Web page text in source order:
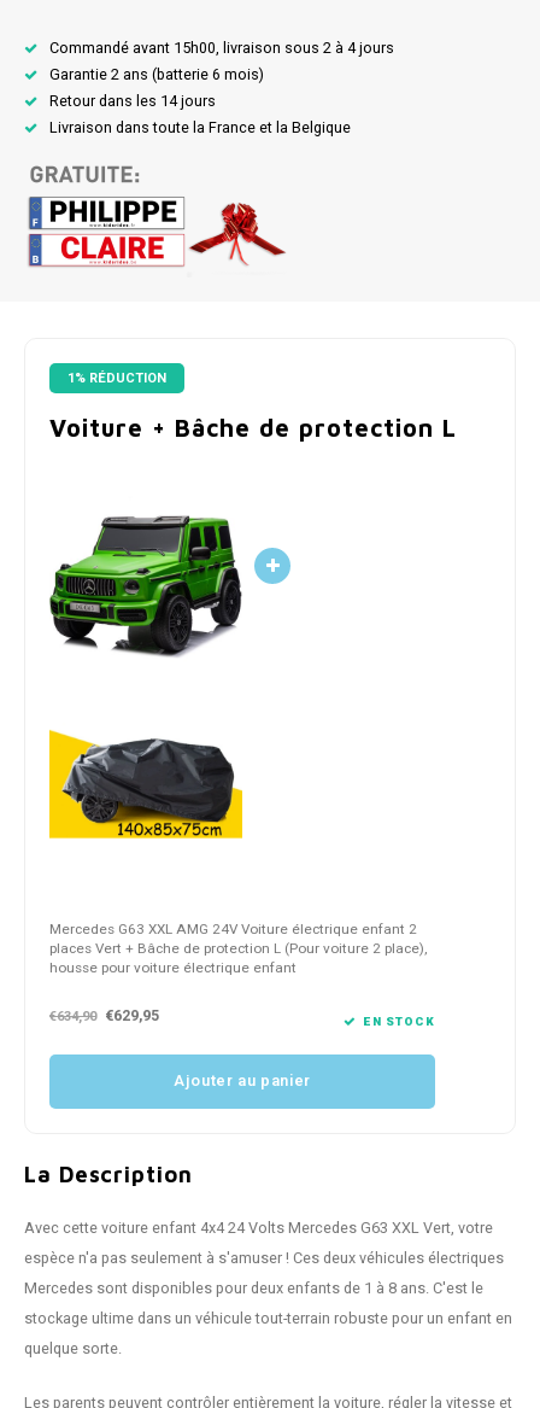
Commandé avant 15h00, livraison sous 2 à 4 jours
Garantie 2 ans (batterie 6 mois)
Retour dans les 14 jours
Livraison dans toute la France et la Belgique
1% RÉDUCTION
Voiture + Bâche de protection L
Mercedes G63 XXL AMG 24V Voiture électrique enfant 2
places Vert + Bâche de protection L (Pour voiture 2 place),
housse pour voiture électrique enfant
€634,90 €629,95 EN STOCK
Ajouter au panier
La Description
Avec cette voiture enfant 4x4 24 Volts Mercedes G63 XXL Vert, votre
espèce n'a pas seulement à s'amuser ! Ces deux véhicules électriques
Mercedes sont disponibles pour deux enfants de 1 à 8 ans. C'est le
stockage ultime dans un véhicule tout-terrain robuste pour un enfant en
quelque sorte.
Les parents peuvent contrôler entièrement la voiture, régler la vitesse et